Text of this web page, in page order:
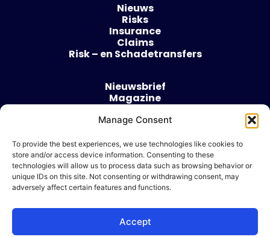
Manage Consent
To provide the best experiences, we use technologies like cookies to
store and/or access device information. Consenting to these
technologies will allow us to process data such as browsing behavior or
unique IDs on this site. Not consenting or withdrawing consent, may
adversely affect certain features and functions.
Accept
Nieuws
Risks
Insurance
Claims
Risk – en Schadetransfers
Nieuwsbrief
Magazine
Over
Algemene voorwaarden
Cookie beleid
Ik wil adverteren